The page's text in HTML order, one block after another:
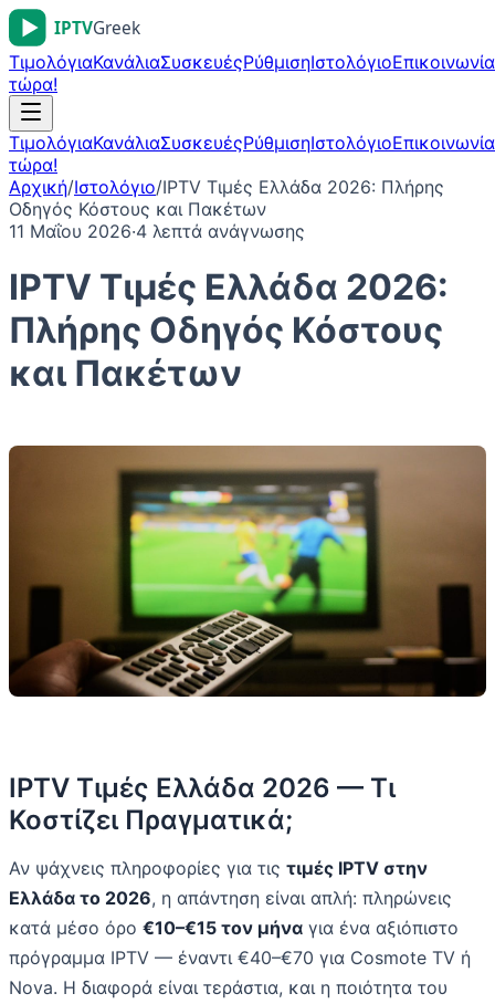
ΤιμολόγιαΚανάλιαΣυσκευέςΡύθμισηΙστολόγιοΕπικοινωνία
τώρα!
ΤιμολόγιαΚανάλιαΣυσκευέςΡύθμισηΙστολόγιοΕπικοινωνία
τώρα!
Αρχική/Ιστολόγιο/IPTV Τιμές Ελλάδα 2026: Πλήρης
Οδηγός Κόστους και Πακέτων
11 Μαΐου 2026·4 λεπτά ανάγνωσης
IPTV Τιμές Ελλάδα 2026:
Πλήρης Οδηγός Κόστους
και Πακέτων
IPTV Τιμές Ελλάδα 2026 — Τι
Κοστίζει Πραγματικά;
Αν ψάχνεις πληροφορίες για τις τιμές IPTV στην
Ελλάδα το 2026, η απάντηση είναι απλή: πληρώνεις
κατά μέσο όρο €10–€15 τον μήνα για ένα αξιόπιστο
πρόγραμμα IPTV — έναντι €40–€70 για Cosmote TV ή
Nova. Η διαφορά είναι τεράστια, και η ποιότητα του